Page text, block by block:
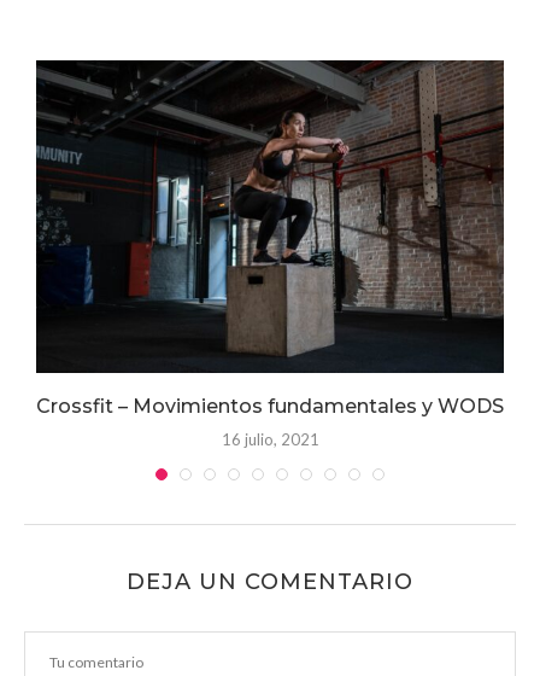
Crossfit – Movimientos fundamentales y WODS
16 julio, 2021
DEJA UN COMENTARIO